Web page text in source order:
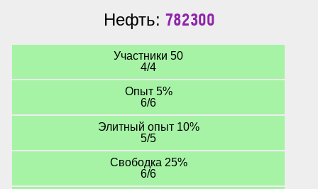
Нефть: 782300
Участники 50
4/4
Опыт 5%
6/6
Элитный опыт 10%
5/5
Свободка 25%
6/6